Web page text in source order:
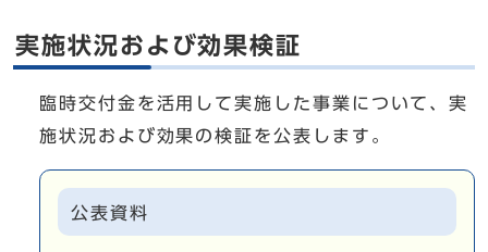
実施状況および効果検証
臨時交付金を活用して実施した事業について、実
施状況および効果の検証を公表します。
公表資料